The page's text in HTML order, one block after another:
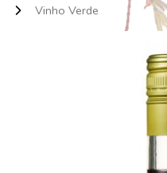
Vinho Verde